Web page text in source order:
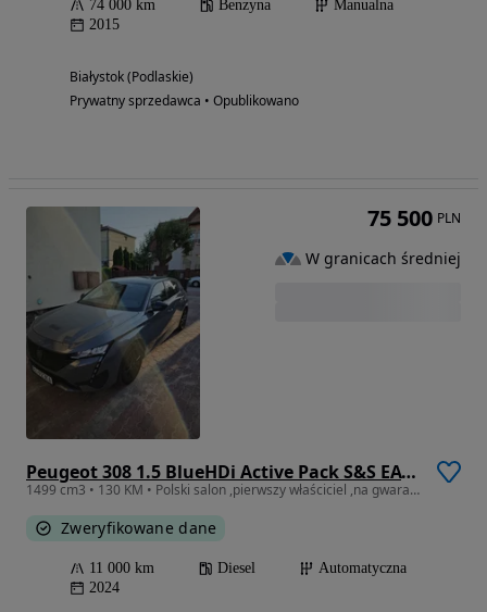
74 000 km Benzyna
Manualna
2015
Białystok (Podlaskie)
Prywatny sprzedawca • Opublikowano
Peugeot 308 1.5 BlueHDi Active Pack S&S EAT8
1499 cm3 • 130 KM • Polski salon ,pierwszy właściciel ,na gwarancji .
Zweryfikowane dane
11 000 km Diesel
Automatyczna
2024
75 500 PLN
W granicach średniej